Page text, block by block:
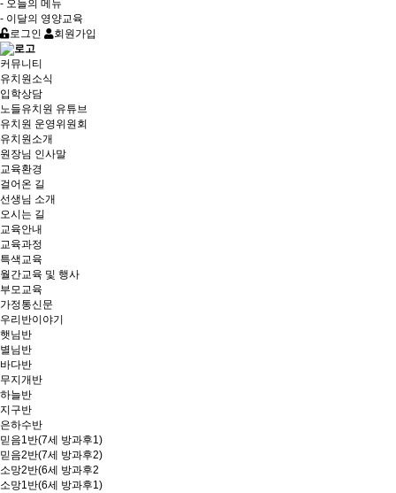
- 오늘의 메뉴
- 이달의 영양교육
로그인
회원가입
커뮤니티
유치원소식
입학상담
노들유치원 유튜브
유치원 운영위원회
유치원소개
원장님 인사말
교육환경
걸어온 길
선생님 소개
오시는 길
교육안내
교육과정
특색교육
월간교육 및 행사
부모교육
가정통신문
우리반이야기
햇님반
별님반
바다반
무지개반
하늘반
지구반
은하수반
믿음1반(7세 방과후1)
믿음2반(7세 방과후2)
소망2반(6세 방과후2
소망1반(6세 방과후1)